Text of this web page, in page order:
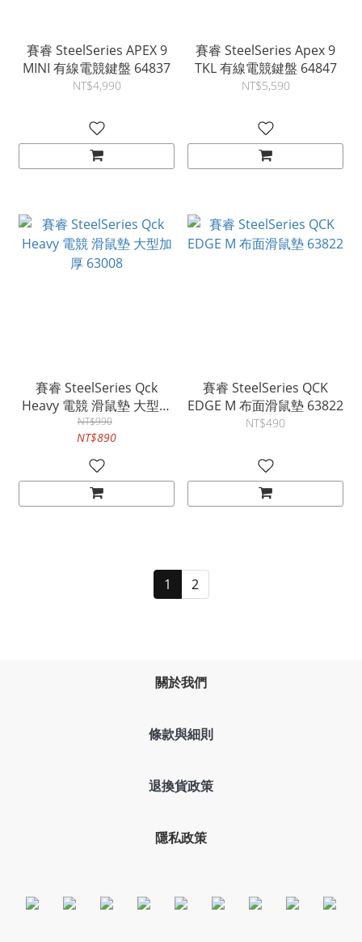
賽睿 SteelSeries APEX 9
MINI 有線電競鍵盤 64837
NT$4,990
賽睿 SteelSeries Apex 9
TKL 有線電競鍵盤 64847
NT$5,590
賽睿 SteelSeries Qck
Heavy 電競 滑鼠墊 大型加
厚 63008
NT$990
NT$890
賽睿 SteelSeries QCK
EDGE M 布面滑鼠墊 63822
NT$490
1 2
關於我們
條款與細則
退換貨政策
隱私政策